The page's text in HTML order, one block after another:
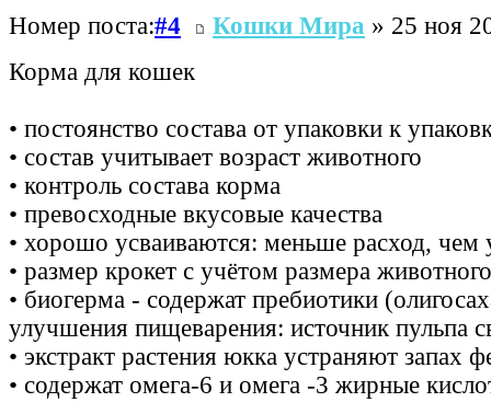
Номер поста:#4 Кошки Мира » 25 ноя
Корма для кошек
• постоянство состава от упаковки к
• состав учитывает возраст животного
• контроль состава корма
• превосходные вкусовые качества
• хорошо усваиваются: меньше расход, чем
• размер крокет с учётом размера
• биогерма - содержат пребиотики
улучшения пищеварения: источник пульпа
• экстракт растения юкка устраняют запах
• содержат омега-6 и омега -3 жирные